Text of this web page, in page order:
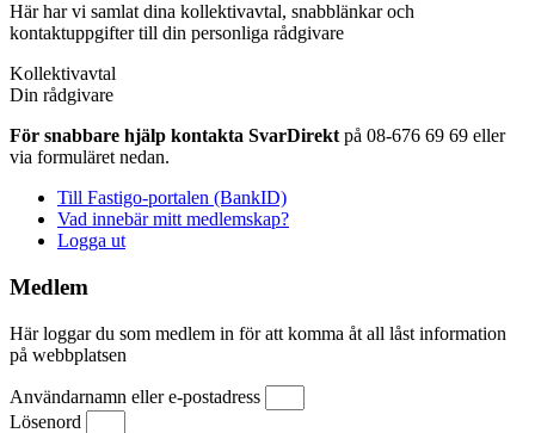
Här har vi samlat dina kollektivavtal, snabblänkar och
kontaktuppgifter till din personliga rådgivare
Kollektivavtal
Din rådgivare
För snabbare hjälp kontakta SvarDirekt på 08-676 69 69 eller
via formuläret nedan.
Till Fastigo-portalen (BankID)
Vad innebär mitt medlemskap?
Logga ut
Medlem
Här loggar du som medlem in för att komma åt all låst information
på webbplatsen
Användarnamn eller e-postadress
Lösenord